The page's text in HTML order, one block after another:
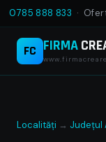
0785 888 833 ·
FC FIRMA
Localități → Județul